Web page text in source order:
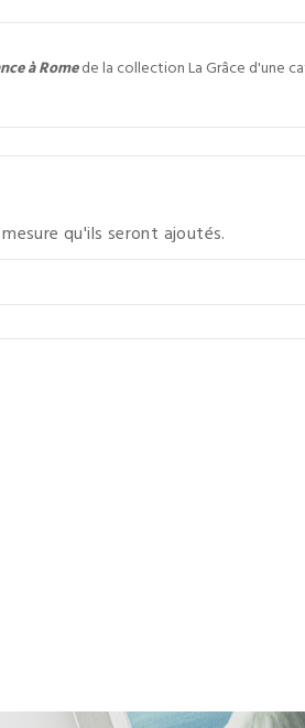
à Romede la collection La Grâce d'une
qu'ils seront ajoutés.